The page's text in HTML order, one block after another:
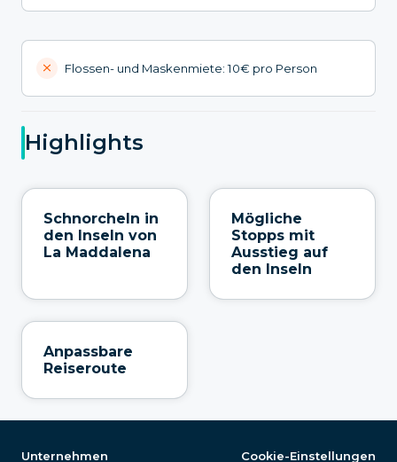
Flossen- und Maskenmiete: 10€ pro Person
Highlights
Schnorcheln in
den Inseln von
La Maddalena
Mögliche
Stopps mit
Ausstieg auf
den Inseln
Anpassbare
Reiseroute
Unternehmen Cookie-Einstellungen